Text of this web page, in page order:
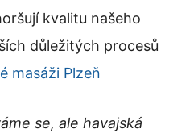
kvalitu našeho
důležitých procesů
masáži Plzeň
se, ale havajská